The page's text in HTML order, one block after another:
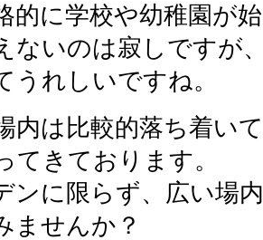
的に学校や幼稚園が
ないのは寂しですが
うれしいですね。
内は比較的落ち着い
てきております。
ンに限らず、広い場
ませんか？